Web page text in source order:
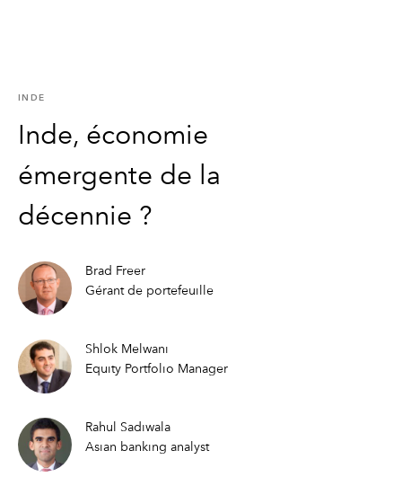
INDE
Inde, économie
émergente de la
décennie ?
Brad Freer
Gérant de portefeuille
Shlok Melwani
Equity Portfolio Manager
Rahul Sadiwala
Asian banking analyst